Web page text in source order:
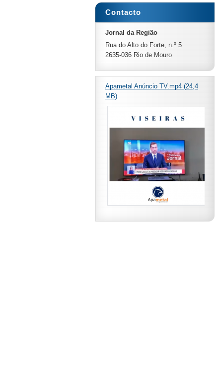
Contacto
Jornal da Região
Rua do Alto do Forte, n.º 5
2635-036 Rio de Mouro
Apametal Anúncio TV.mp4 (24,4
MB)